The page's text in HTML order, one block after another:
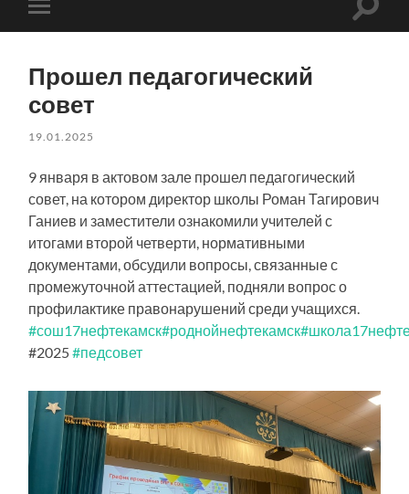
Прошел педагогический
совет
19.01.2025
9 января в актовом зале прошел педагогический
совет, на котором директор школы Роман Тагирович
Ганиев и заместители ознакомили учителей с
итогами второй четверти, нормативными
документами, обсудили вопросы, связанные с
промежуточной аттестацией, подняли вопрос о
профилактике правонарушений среди учащихся.
#сош17нефтекамск#роднойнефтекамск
#2025#педсовет